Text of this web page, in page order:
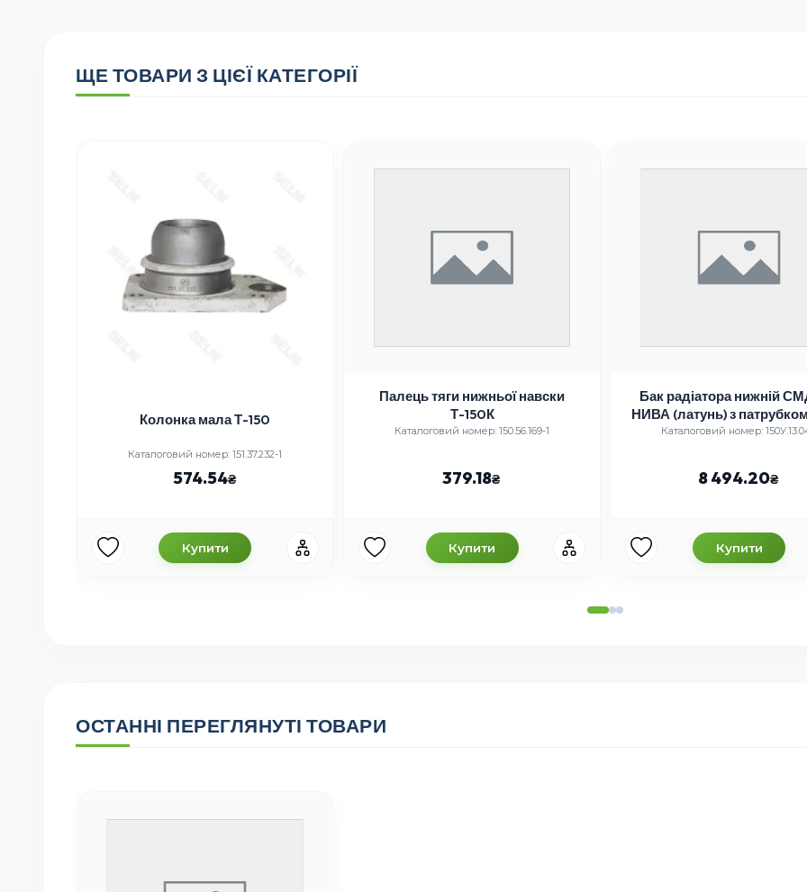
ЩЕ ТОВАРИ З ЦІЄЇ КАТЕГОРІЇ
Колонка мала Т-150
Каталоговий номер: 151.37.232-1
574.54
Купити
Палець тяги нижньої навски
Т-150К
Каталоговий номер: 150.56.169-1
379.18
Купити
Бак радіатора нижній
НИВА (латунь) з
во Оренбург)
Каталоговий номер:
8 494.20
Купити
ОСТАННІ ПЕРЕГЛЯНУТІ ТОВАРИ